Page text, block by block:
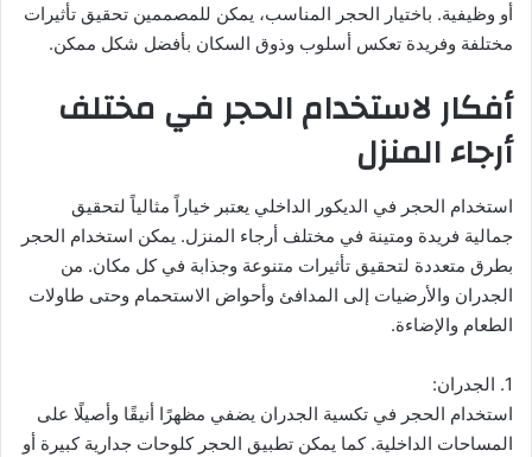
أو وظيفية. باختيار الحجر المناسب، يمكن للمصممين تحقيق تأثيرات
مختلفة وفريدة تعكس أسلوب وذوق السكان بأفضل شكل ممكن.
أفكار لاستخدام الحجر في مختلف
أرجاء المنزل
استخدام الحجر في الديكور الداخلي يعتبر خياراً مثالياً لتحقيق
جمالية فريدة ومتينة في مختلف أرجاء المنزل. يمكن استخدام الحجر
بطرق متعددة لتحقيق تأثيرات متنوعة وجذابة في كل مكان. من
الجدران والأرضيات إلى المدافئ وأحواض الاستحمام وحتى طاولات
الطعام والإضاءة.
1. الجدران:
استخدام الحجر في تكسية الجدران يضفي مظهرًا أنيقًا وأصيلًا على
المساحات الداخلية. كما يمكن تطبيق الحجر كلوحات جدارية كبيرة أو